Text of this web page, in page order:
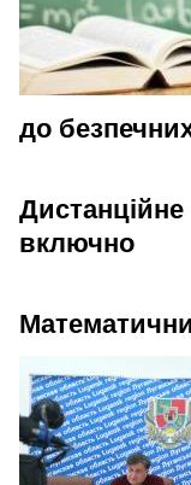
до безпечних
включно